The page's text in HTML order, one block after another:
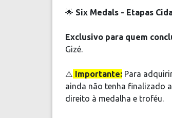
🌟 Six Medals - Etapas
Exclusivo para quem
Gizé.
⚠️ Importante: Para
ainda não tenha finalizado
direito à medalha e troféu.